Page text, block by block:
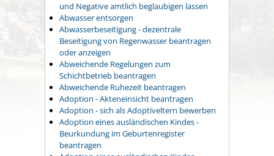
und Negative amtlich beglaubigen lassen
Abwasser entsorgen
Abwasserbeseitigung - dezentrale
Beseitigung von Regenwasser beantragen
oder anzeigen
Abweichende Regelungen zum
Schichtbetrieb beantragen
Abweichende Ruhezeit beantragen
Adoption - Akteneinsicht beantragen
Adoption - sich als Adoptiveltern bewerben
Adoption eines ausländischen Kindes -
Beurkundung im Geburtenregister
beantragen